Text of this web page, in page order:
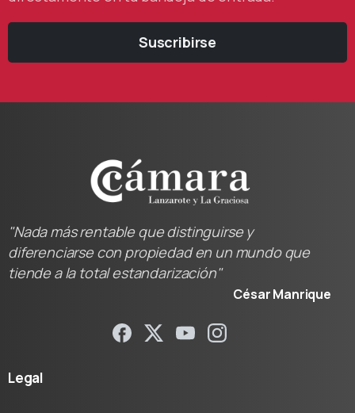
Suscribirse
"Nada más rentable que distinguirse y
diferenciarse con propiedad en un mundo que
tiende a la total estandarización"
César Manrique
Legal